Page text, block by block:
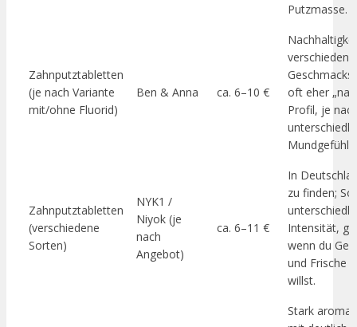
Putzmasse.
Zahnputztabletten
(je nach Variante
mit/ohne Fluorid)
Ben & Anna ca. 6–10 €
verschiedene
oft eher
Profil, je
Mundgefühl.
Zahnputztabletten
(verschiedene
Sorten)
NYK1 /
Niyok (je
nach
Angebot)
ca. 6–11 €
In
zu finden;
Intensität,
wenn du
und Frische
willst.
Stark